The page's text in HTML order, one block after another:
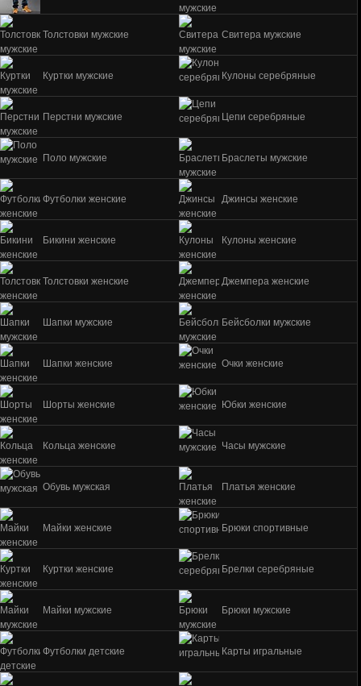
Толстовки мужские Свитера мужские
Куртки мужские Кулоны серебряные
Перстни мужские Цепи серебряные
Поло мужские Браслеты мужские
Футболки женские Джинсы женские
Бикини женские Кулоны женские
Толстовки женские Джемпера женские
Шапки мужские Бейсболки мужские
Шапки женские Очки женские
Шорты женские Юбки женские
Кольца женские Часы мужские
Обувь мужская Платья женские
Майки женские Брюки спортивные
Куртки женские Брелки серебряные
Майки мужские Брюки мужские
Футболки детские Карты игральные